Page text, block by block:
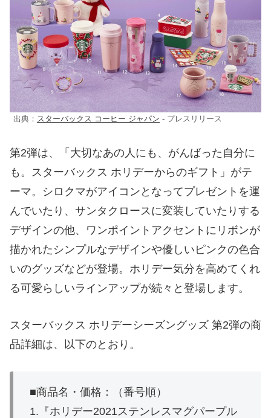
出典： スターバックス コーヒー ジャパン - プレスリリース
第2弾は、「大切なあの人にも、がんばった自分に
も。スターバックス ホリデーからのギフト」がテ
ーマ。シロクマがアイコンとなってプレゼントを運
んでいたり、サンタクロースに変装していたりする
デザインの他、ワンポイントアクセントにリボンが
描かれたシンプルなデザインや優しいピンクの色合
いのグッズなどが登場。ホリデー気分を高めてくれ
る可愛らしいラインアップが続々と登場します。
スターバックス ホリデーシーズングッズ 第2弾の商
品詳細は、以下のとおり。
■商品名・価格：（番号順）
1.『ホリデー2021ステンレスマグパープル